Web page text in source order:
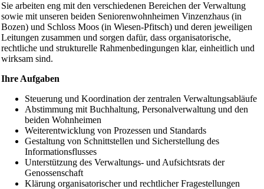
Sie arbeiten eng mit den verschiedenen Bereichen der Verwaltung
sowie mit unseren beiden Seniorenwohnheimen Vinzenzhaus (in
Bozen) und Schloss Moos (in Wiesen-Pfitsch) und deren jeweiligen
Leitungen zusammen und sorgen dafür, dass organisatorische,
rechtliche und strukturelle Rahmenbedingungen klar, einheitlich und
wirksam sind.
Ihre Aufgaben
Steuerung und Koordination der zentralen Verwaltungsabläufe
Abstimmung mit Buchhaltung, Personalverwaltung und den
beiden Wohnheimen
Weiterentwicklung von Prozessen und Standards
Gestaltung von Schnittstellen und Sicherstellung des
Informationsflusses
Unterstützung des Verwaltungs- und Aufsichtsrats der
Genossenschaft
Klärung organisatorischer und rechtlicher Fragestellungen